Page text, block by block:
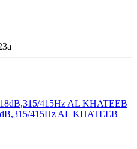
415Hz AL KHATEEB